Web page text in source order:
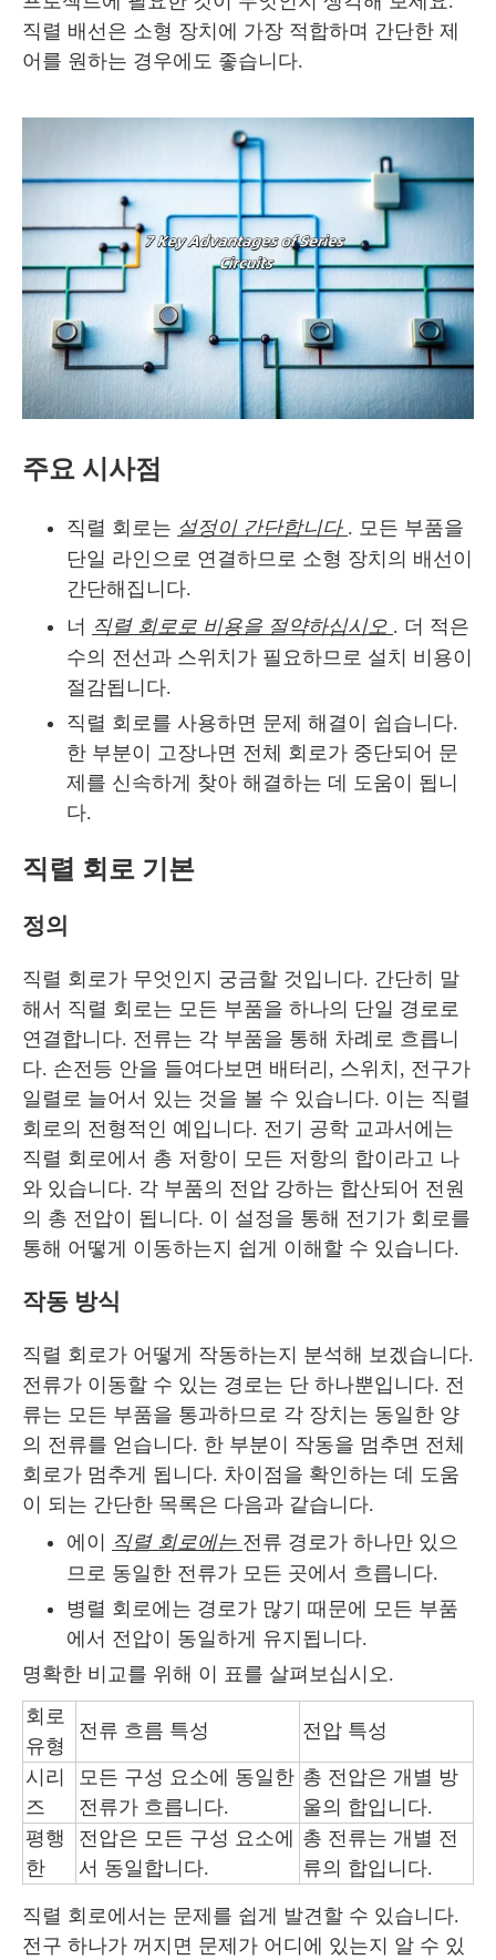
직렬 배선은 소형 장치에 가장 적합하며 간단한 제
어를 원하는 경우에도 좋습니다.
주요 시사점
직렬 회로는 설정이 간단합니다 . 모든 부품을
단일 라인으로 연결하므로 소형 장치의 배선이
간단해집니다.
너 직렬 회로로 비용을 절약하십시오 . 더 적은
수의 전선과 스위치가 필요하므로 설치 비용이
절감됩니다.
직렬 회로를 사용하면 문제 해결이 쉽습니다.
한 부분이 고장나면 전체 회로가 중단되어 문
제를 신속하게 찾아 해결하는 데 도움이 됩니
다.
직렬 회로 기본
정의
직렬 회로가 무엇인지 궁금할 것입니다. 간단히 말
해서 직렬 회로는 모든 부품을 하나의 단일 경로로
연결합니다. 전류는 각 부품을 통해 차례로 흐릅니
다. 손전등 안을 들여다보면 배터리, 스위치, 전구가
일렬로 늘어서 있는 것을 볼 수 있습니다. 이는 직렬
회로의 전형적인 예입니다. 전기 공학 교과서에는
직렬 회로에서 총 저항이 모든 저항의 합이라고 나
와 있습니다. 각 부품의 전압 강하는 합산되어 전원
의 총 전압이 됩니다. 이 설정을 통해 전기가 회로를
통해 어떻게 이동하는지 쉽게 이해할 수 있습니다.
작동 방식
직렬 회로가 어떻게 작동하는지 분석해 보겠습니다.
전류가 이동할 수 있는 경로는 단 하나뿐입니다. 전
류는 모든 부품을 통과하므로 각 장치는 동일한 양
의 전류를 얻습니다. 한 부분이 작동을 멈추면 전체
회로가 멈추게 됩니다. 차이점을 확인하는 데 도움
이 되는 간단한 목록은 다음과 같습니다.
에이
직렬 회로에는 전류 경로가 하나만 있으
므로 동일한 전류가 모든 곳에서 흐릅니다.
병렬 회로에는 경로가 많기 때문에 모든 부품
에서 전압이 동일하게 유지됩니다.
명확한 비교를 위해 이 표를 살펴보십시오.
회로
유형
전류 흐름 특성 전압 특성
시리
즈
모든 구성 요소에 동일한
전류가 흐릅니다.
총 전압은 개별 방
울의 합입니다.
평행
한
전압은 모든 구성 요소에
서 동일합니다.
총 전류는 개별 전
류의 합입니다.
직렬 회로에서는 문제를 쉽게 발견할 수 있습니다.
전구 하나가 꺼지면 문제가 어디에 있는지 알 수 있